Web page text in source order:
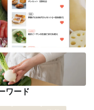
ワード